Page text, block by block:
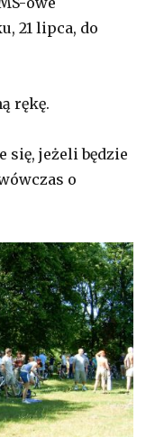
21 lipca, do
rękę.
się, jeżeli będzie
o